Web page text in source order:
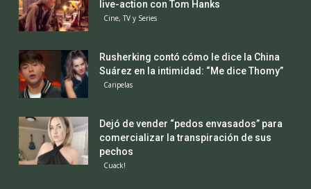
live-action con Tom Hanks
Cine, TV y Series
Rusherking contó cómo le dice la China
Suárez en la intimidad: “Me dice Thomy”
Caripelas
Dejó de vender “pedos envasados” para
comercializar la transpiración de sus
pechos
Cuack!